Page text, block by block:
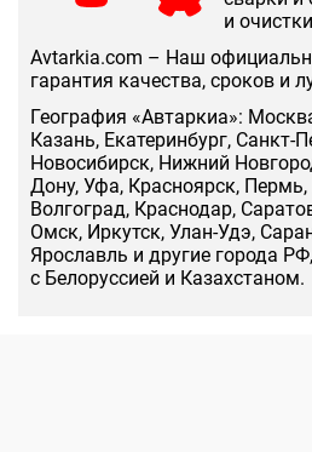
и
Аvtarkia.com – Наш
гарантия качества, сроков и
География «Автаркиа»:
Казань, Екатеринбург, Санкт-
Новосибирск, Нижний
Дону, Уфа, Красноярск,
Волгоград, Краснодар,
Омск, Иркутск, Улан-Удэ,
Ярославль и другие города
с Белоруссией и Казахстаном.